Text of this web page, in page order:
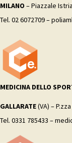
MILANO – Piazzale
Tel. 02 6072709 –
MEDICINA DELLO
GALLARATE(VA) –
Tel. 0331 785433 –